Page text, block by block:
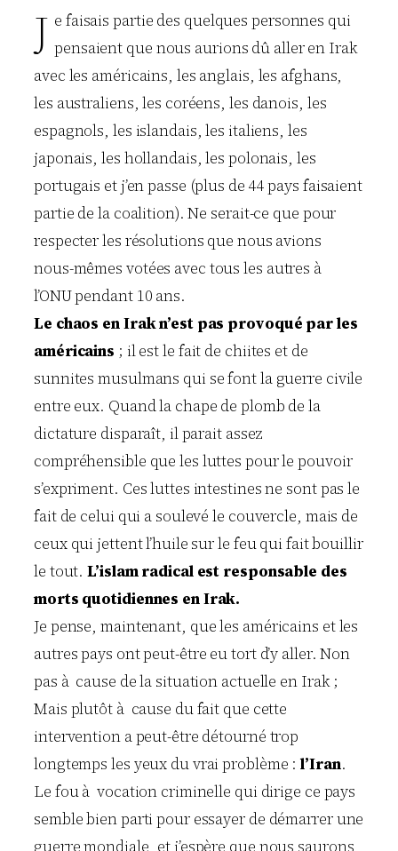
J e faisais partie des quelques personnes qui
pensaient que nous aurions dû aller en Irak
avec les américains, les anglais, les afghans,
les australiens, les coréens, les danois, les
espagnols, les islandais, les italiens, les
japonais, les hollandais, les polonais, les
portugais et j’en passe (plus de 44 pays faisaient
partie de la coalition). Ne serait-ce que pour
respecter les résolutions que nous avions
nous-mêmes votées avec tous les autres à
l’ONU pendant 10 ans.
Le chaos en Irak n’est pas provoqué par les
américains ; il est le fait de chiites et de
sunnites musulmans qui se font la guerre civile
entre eux. Quand la chape de plomb de la
dictature disparaît, il parait assez
compréhensible que les luttes pour le pouvoir
s’expriment. Ces luttes intestines ne sont pas le
fait de celui qui a soulevé le couvercle, mais de
ceux qui jettent l’huile sur le feu qui fait bouillir
le tout.L’islam radical est responsable des
morts quotidiennes en Irak.
Je pense, maintenant, que les américains et les
autres pays ont peut-être eu tort d’y aller. Non
pas à cause de la situation actuelle en Irak ;
Mais plutôt à cause du fait que cette
intervention a peut-être détourné trop
longtemps les yeux du vrai problème :l’Iran.
Le fou à vocation criminelle qui dirige ce pays
semble bien parti pour essayer de démarrer une